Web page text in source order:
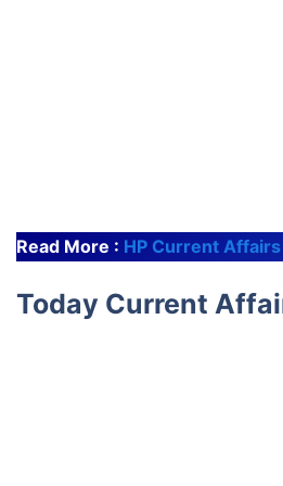
Read More : HP Current
Today Current